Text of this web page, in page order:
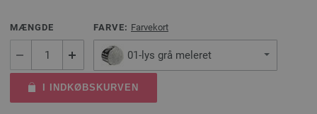
MÆNGDE FARVE: Farvekort
01-lys grå meleret
I INDKØBSKURVEN